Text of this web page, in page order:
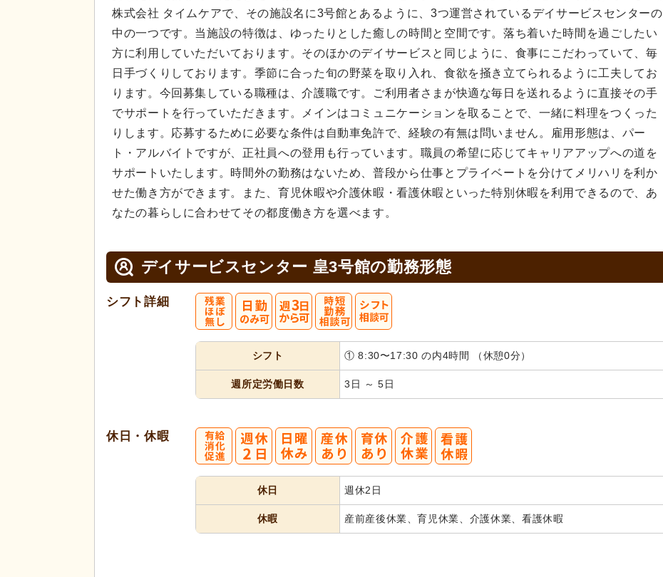
株式会社 タイムケアで、その施設名に3号館とあるように、3つ運営されているデイサービスセンターの
中の一つです。当施設の特徴は、ゆったりとした癒しの時間と空間です。落ち着いた時間を過ごしたい
方に利用していただいております。そのほかのデイサービスと同じように、食事にこだわっていて、毎
日手づくりしております。季節に合った旬の野菜を取り入れ、食欲を掻き立てられるように工夫してお
ります。今回募集している職種は、介護職です。ご利用者さまが快適な毎日を送れるように直接その手
でサポートを行っていただきます。メインはコミュニケーションを取ることで、一緒に料理をつくった
りします。応募するために必要な条件は自動車免許で、経験の有無は問いません。雇用形態は、パー
ト・アルバイトですが、正社員への登用も行っています。職員の希望に応じてキャリアアップへの道を
サポートいたします。時間外の勤務はないため、普段から仕事とプライベートを分けてメリハリを利か
せた働き方ができます。また、育児休暇や介護休暇・看護休暇といった特別休暇を利用できるので、あ
なたの暮らしに合わせてその都度働き方を選べます。
デイサービスセンター 皇3号館の勤務形態
シフト詳細
シフト ① 8:30〜17:30 の内4時間 （休憩0分）
週所定労働日数 3日 ～ 5日
休日・休暇
休日 週休2日
休暇 産前産後休業、育児休業、介護休業、看護休暇